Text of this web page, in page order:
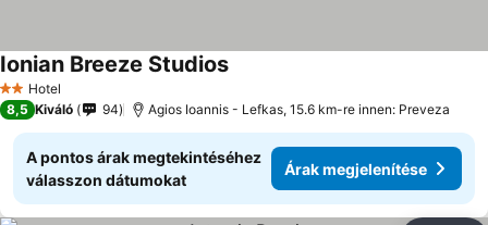
2 Kategória
Hotel
Ionian Breeze Studios
8,5 Kiváló 94 Agios Ioannis - Lefkas, 15.6 km-re innen: Preveza
A pontos árak megtekintéséhez
válasszon dátumokat
Árak megjelenítése